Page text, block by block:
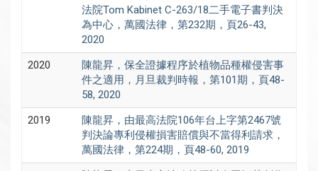
法院Tom Kabinet C-263/18二手電子書判決
為中心，萬國法律，第232期，頁26-43,
2020
2020
陳龍昇，保全證據程序於植物品種權侵害事
件之適用，月旦裁判時報，第101期，頁48-
58, 2020
2019
陳龍昇，由最高法院106年台上字第2467號
判決論專利侵權損害賠償與不當得利請求，
萬國法律，第224期，頁48-60, 2019